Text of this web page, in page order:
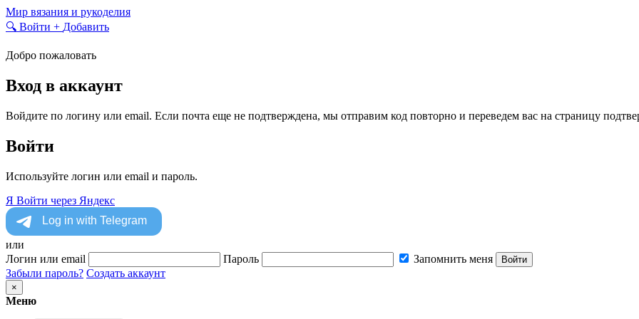
Skip
to
Мир вязания и рукоделия
🔍 Войти + Добавить
Добро пожаловать
Вход в аккаунт
Войдите по логину или email. Если почта еще не подтверждена, мы отправим код повторно и переведем вас на страницу
Войти
Используйте логин или email и пароль.
Я Войти через Яндекс
или
Логин или email
Пароль Запомнить меня Войти
Забыли пароль? Создать аккаунт
×
Меню